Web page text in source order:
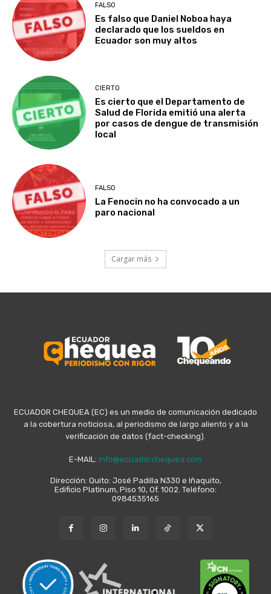
FALSO
Es falso que Daniel Noboa haya
declarado que los sueldos en
Ecuador son muy altos
CIERTO
Es cierto que el Departamento de
Salud de Florida emitió una alerta
por casos de dengue de transmisión
local
FALSO
La Fenocin no ha convocado a un
paro nacional
Cargar más
ECUADOR CHEQUEA (EC) es un medio de comunicación dedicado
a la cobertura noticiosa, al periodismo de largo aliento y a la
verificación de datos (fact-checking).
E-MAIL: info@ecuadorchequea.com
Dirección: Quito: José Padilla N330 e Iñaquito,
Edificio Platinum, Piso 10, Of. 1002. Teléfono:
0984535165